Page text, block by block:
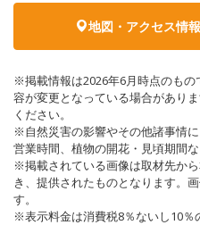
地図・アクセス情
※掲載情報は2026年6月時点のも
容が変更となっている場合があり
ください。
※自然災害の影響やその他諸事情
営業時間、植物の開花・見頃期間
※掲載されている画像は取材先か
き、提供されたものとなります。
す。
※表示料金は消費税8％ないし10％